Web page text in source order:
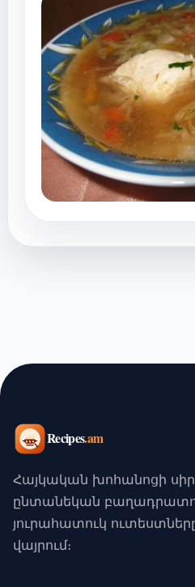
Հայկական խոհանոցի
ընտանեկան
յուրահատուկ
վայրում։